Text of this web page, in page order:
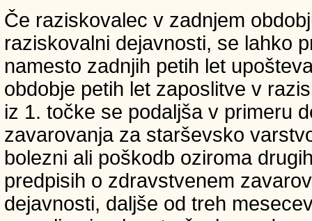
Če raziskovalec v zadnjem
raziskovalni dejavnosti, se lahko
namesto zadnjih petih let
obdobje petih let zaposlitve v
iz 1. točke se podaljša v primeru
zavarovanja za starševsko
bolezni ali poškodb oziroma
predpisih o zdravstvenem
dejavnosti, daljše od treh